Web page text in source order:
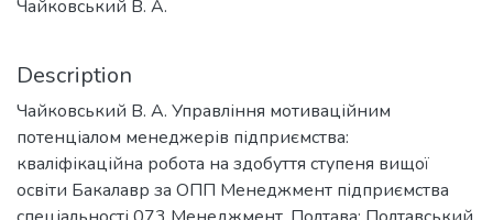
Чайковський В. А.
Description
Чайковський В. А. Управління мотиваційним
потенціалом менеджерів підприємства:
кваліфікаційна робота на здобуття ступеня вищої
освіти Бакалавр за ОПП Менеджмент підприємства